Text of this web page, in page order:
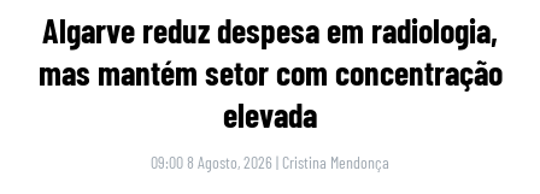
Algarve reduz despesa em radiologia,
mas mantém setor com concentração
elevada
09:00 8 Agosto, 2026 | Cristina Mendonça